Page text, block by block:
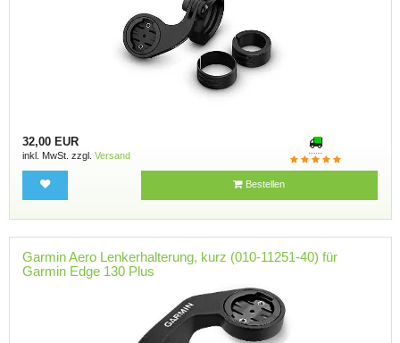
32,00 EUR
inkl. MwSt. zzgl. Versand
Bestellen
Garmin Aero Lenkerhalterung, kurz (010-11251-40) für
Garmin Edge 130 Plus